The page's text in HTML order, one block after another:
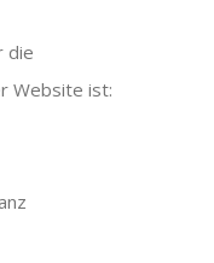
die
Website ist: